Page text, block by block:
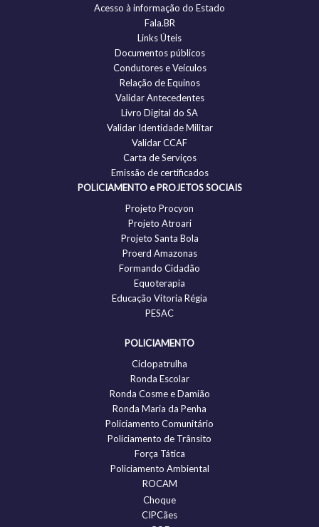
Acesso à informação do Estado
Fala.BR
Links Úteis
Documentos públicos
Condutores e Veículos
Relação de Equinos
Validar Antecedentes
Livro Digital do SA
Validar Identidade Militar
Validar CCAF
Carta de Serviços
Emissão de certificados
POLICIAMENTO e PROJETOS SOCIAIS
Projeto Procyon
Projeto Atroari
Projeto Santa Bola
Proerd Amazonas
Formando Cidadão
Equoterapia
Educação Vitoria Régia
PESAC
POLICIAMENTO
Ciclopatrulha
Ronda Escolar
Ronda Cosme e Damião
Ronda Maria da Penha
Policiamento Comunitário
Policiamento de Trânsito
Força Tática
Policiamento Ambiental
ROCAM
Choque
CIPCães